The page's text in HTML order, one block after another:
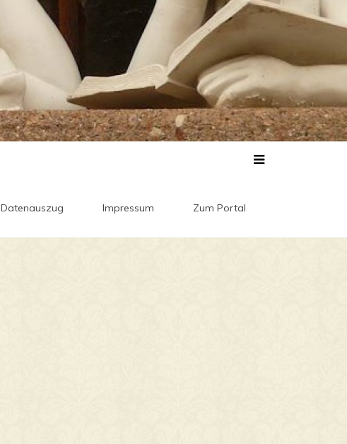
Datenauszug Impressum Zum Portal